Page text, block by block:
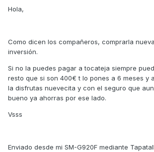
Hola,
Como dicen los compañeros, comprarla
inversión.
Si no la puedes pagar a tocateja siempre
resto que si son 400€ t lo pones a 6 meses y
la disfrutas nuevecita y con el seguro que
bueno ya ahorras por ese lado.
Vsss
Enviado desde mi SM-G920F mediante